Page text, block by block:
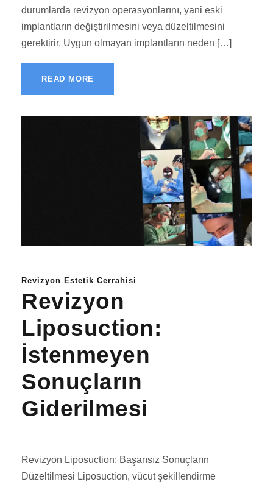
durumlarda revizyon operasyonlarını, yani eski
implantların değiştirilmesini veya düzeltilmesini
gerektirir. Uygun olmayan implantların neden […]
READ MORE
Revizyon Estetik Cerrahisi
Revizyon
Liposuction:
İstenmeyen
Sonuçların
Giderilmesi
Revizyon Liposuction: Başarısız Sonuçların
Düzeltilmesi Liposuction, vücut şekillendirme